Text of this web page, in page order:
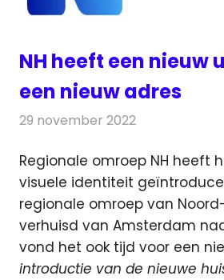
NH heeft een nieuw
een nieuw adres
29 november 2022
Regionale omroep NH heeft
visuele identiteit
regionale omroep van
verhuisd van Amsterdam
vond het ook tijd voor een
introductie van de nieuwe